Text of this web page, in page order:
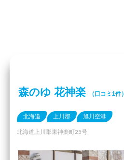
森のゆ 花神楽 （口コミ1件）
北海道 上川郡 旭川空港
北海道上川郡東神楽町25号